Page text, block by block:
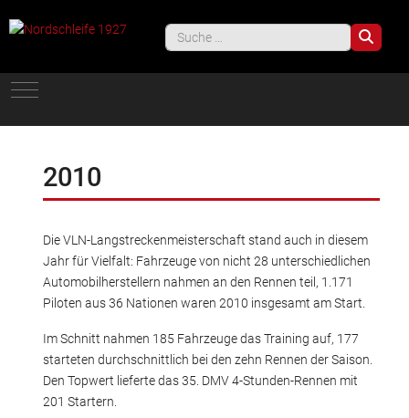
Mobile Menu Toggle
2010
Die VLN-Langstreckenmeisterschaft stand auch in diesem
Jahr für Vielfalt: Fahrzeuge von nicht 28 unterschiedlichen
Automobilherstellern nahmen an den Rennen teil, 1.171
Piloten aus 36 Nationen waren 2010 insgesamt am Start.
Im Schnitt nahmen 185 Fahrzeuge das Training auf, 177
starteten durchschnittlich bei den zehn Rennen der Saison.
Den Topwert lieferte das 35. DMV 4-Stunden-Rennen mit
201 Startern.